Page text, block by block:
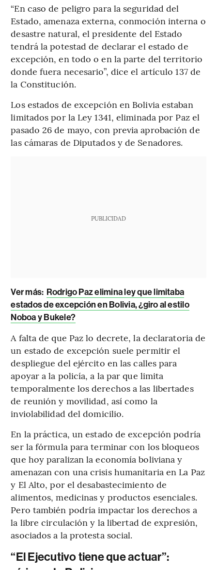
“En caso de peligro para la seguridad del
Estado, amenaza externa, conmoción interna o
desastre natural, el presidente del Estado
tendrá la potestad de declarar el estado de
excepción, en todo o en la parte del territorio
donde fuera necesario”, dice el artículo 137 de
la Constitución.
Los estados de excepción en Bolivia estaban
limitados por la Ley 1341, eliminada por Paz el
pasado 26 de mayo, con previa aprobación de
las cámaras de Diputados y de Senadores.
PUBLICIDAD
Ver más: Rodrigo Paz elimina ley que limitaba
estados de excepción en Bolivia, ¿giro al estilo
Noboa y Bukele?
A falta de que Paz lo decrete, la declaratoria de
un estado de excepción suele permitir el
despliegue del ejército en las calles para
apoyar a la policía, a la par que limita
temporalmente los derechos a las libertades
de reunión y movilidad, así como la
inviolabilidad del domicilio.
En la práctica, un estado de excepción podría
ser la fórmula para terminar con los bloqueos
que hoy paralizan la economía boliviana y
amenazan con una crisis humanitaria en La Paz
y El Alto, por el desabastecimiento de
alimentos, medicinas y productos esenciales.
Pero también podría impactar los derechos a
la libre circulación y la libertad de expresión,
asociados a la protesta social.
“El Ejecutivo tiene que actuar”: